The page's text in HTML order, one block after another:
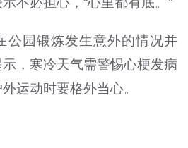
公园锻炼发生意外的情况并
，寒冷天气需警惕心梗发病
运动时要格外当心。